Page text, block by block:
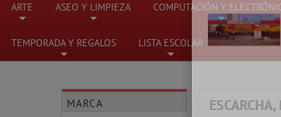
ARTE ASEO Y LIMPIEZA
+
COMPUTACIÓN Y
TEMPORADA Y REGALOS LISTA ESCOLAR
MARCA